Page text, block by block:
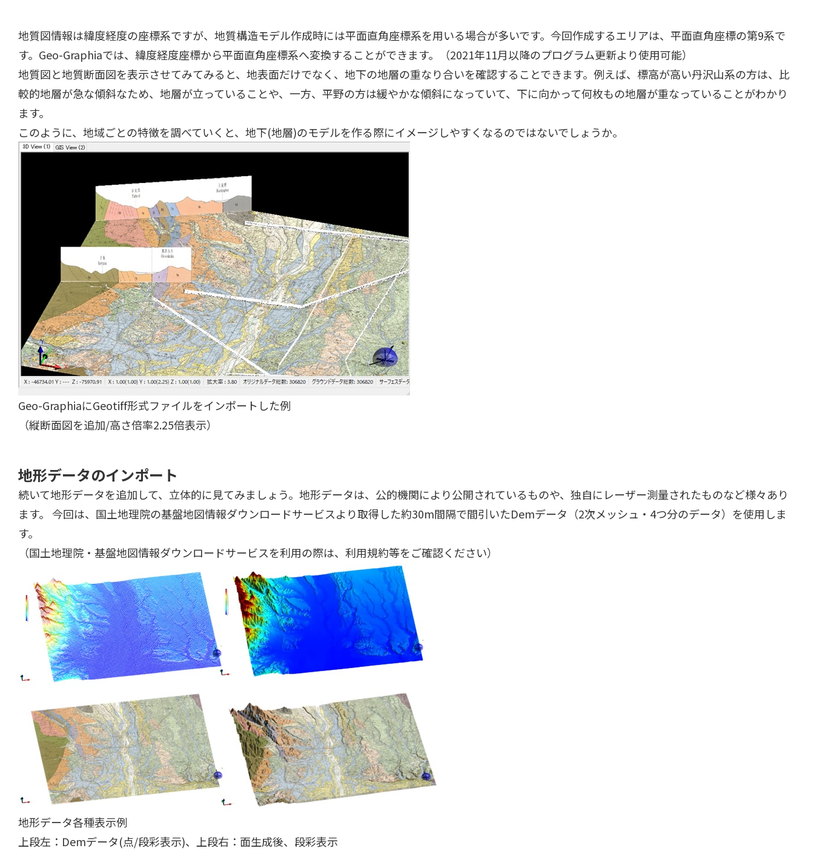
地質図情報は緯度経度の座標系ですが、地質構造モデル作成時には平面直角座標系を用いる場合が多いです。今回作成するエリアは、平面直角座標の第9系で
す。Geo-Graphiaでは、緯度経度座標から平面直角座標系へ変換することができます。（2021年11月以降のプログラム更新より使用可能）
地質図と地質断面図を表示させてみてみると、地表面だけでなく、地下の地層の重なり合いを確認することできます。例えば、標高が高い丹沢山系の方は、比
較的地層が急な傾斜なため、地層が立っていることや、一方、平野の方は緩やかな傾斜になっていて、下に向かって何枚もの地層が重なっていることがわかり
ます。
このように、地域ごとの特徴を調べていくと、地下(地層)のモデルを作る際にイメージしやすくなるのではないでしょうか。
Geo-GraphiaにGeotiff形式ファイルをインポートした例
（縦断面図を追加/高さ倍率2.25倍表示）
地形データのインポート
続いて地形データを追加して、立体的に見てみましょう。地形データは、公的機関により公開されているものや、独自にレーザー測量されたものなど様々あり
ます。 今回は、国土地理院の基盤地図情報ダウンロードサービスより取得した約30m間隔で間引いたDemデータ（2次メッシュ・4つ分のデータ）を使用しま
す。
（国土地理院・基盤地図情報ダウンロードサービスを利用の際は、利用規約等をご確認ください）
地形データ各種表示例
上段左：Demデータ(点/段彩表示)、上段右：面生成後、段彩表示